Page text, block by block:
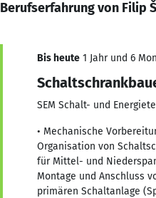
Berufserfahrung von Filip
Bis heute 1 Jahr und 6
SEM Schalt- und
• Mechanische
Organisation von
für Mittel- und
Montage und Anschluss
primären Schaltanlage